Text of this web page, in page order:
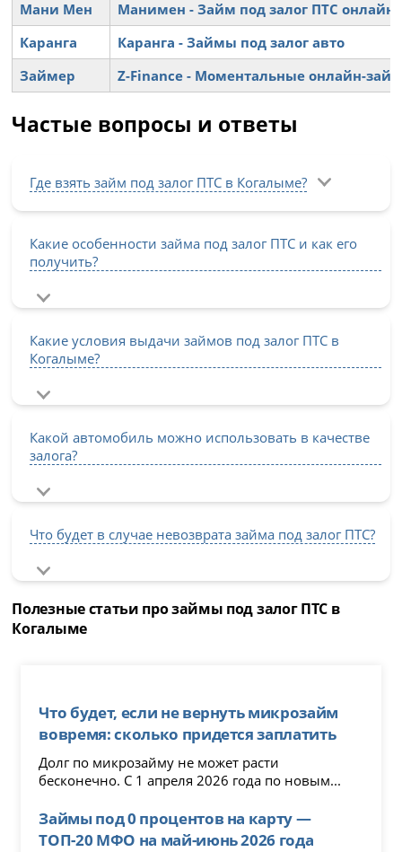
Мани Мен
Манимен - Займ под залог ПТС онлайн
Каранга
Каранга - Займы под залог авто
Займер
Z-Finance - Моментальные онлайн-
Частые вопросы и ответы
Где взять займ под залог ПТС в Когалыме?
Какие особенности займа под залог ПТС и как его
получить?
Какие условия выдачи займов под залог ПТС в
Когалыме?
Какой автомобиль можно использовать в качестве
залога?
Что будет в случае невозврата займа под залог ПТС?
Полезные статьи про займы под залог ПТС в
Когалыме
Что будет, если не вернуть микрозайм
вовремя: сколько придется заплатить
Долг по микрозайму не может расти
бесконечно. С 1 апреля 2026 года по новым...
Займы под 0 процентов на карту —
ТОП-20 МФО на май-июнь 2026 года